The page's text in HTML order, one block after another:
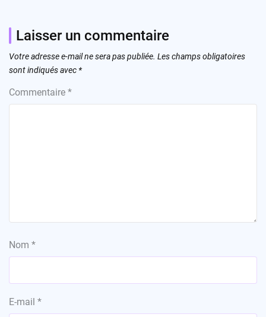
Laisser un commentaire
Votre adresse e-mail ne sera pas publiée. Les champs obligatoires
sont indiqués avec *
Commentaire *
Nom *
E-mail *